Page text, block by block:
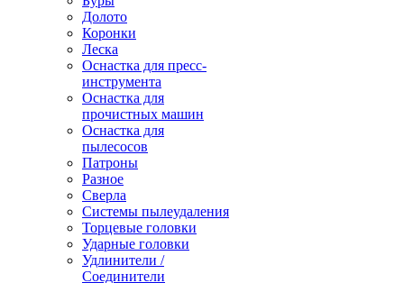
Долото
Коронки
Леска
Оснастка для пресс-
инструмента
Оснастка для
прочистных машин
Оснастка для
пылесосов
Патроны
Разное
Сверла
Системы пылеудаления
Торцевые головки
Ударные головки
Удлинители /
Соединители